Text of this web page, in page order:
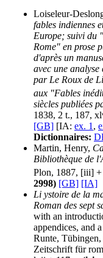
Loiseleur-
fables indiennes
Europe; suivi du
Rome" en prose
d'après un
avec une
par Le Roux de
aux "Fables
siècles publiées
1838, 2 t., 187,
[GB] [IA: ex. 1 ,
Dictionnaires:
Martin, Henry,
Bibliothèque de
Plon, 1887, [iii] +
2998) [GB] [IA]
Li ystoire de la
Roman des sept
with an
appendices, and
Runte,
Zeitschrift für